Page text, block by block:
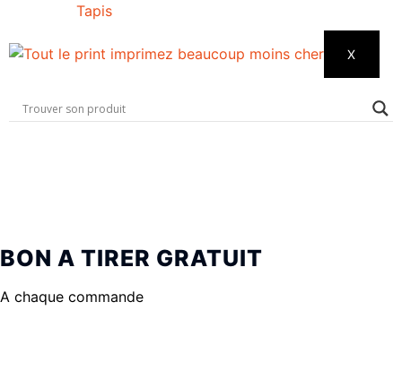
Tapis
X
BON A TIRER GRATUIT
A chaque commande